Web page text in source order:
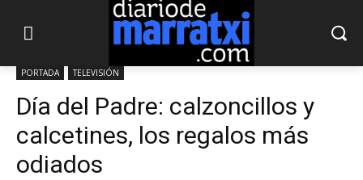
PORTADA TELEVISIÓN
Día del Padre: calzoncillos y
calcetines, los regalos más
odiados